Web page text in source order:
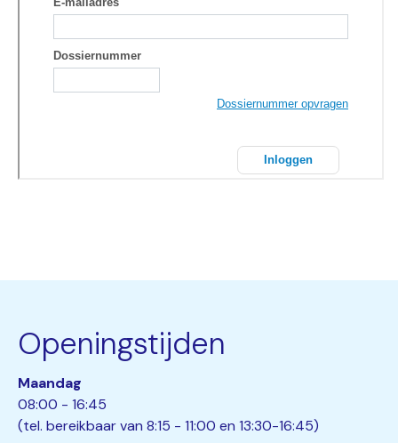
Openingstijden
Maandag
08:00 - 16:45
(tel. bereikbaar van 8:15 - 11:00 en 13:30-16:45)